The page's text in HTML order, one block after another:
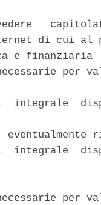
di cui al
e finanziaria
per
integrale
eventualmente
integrale
per